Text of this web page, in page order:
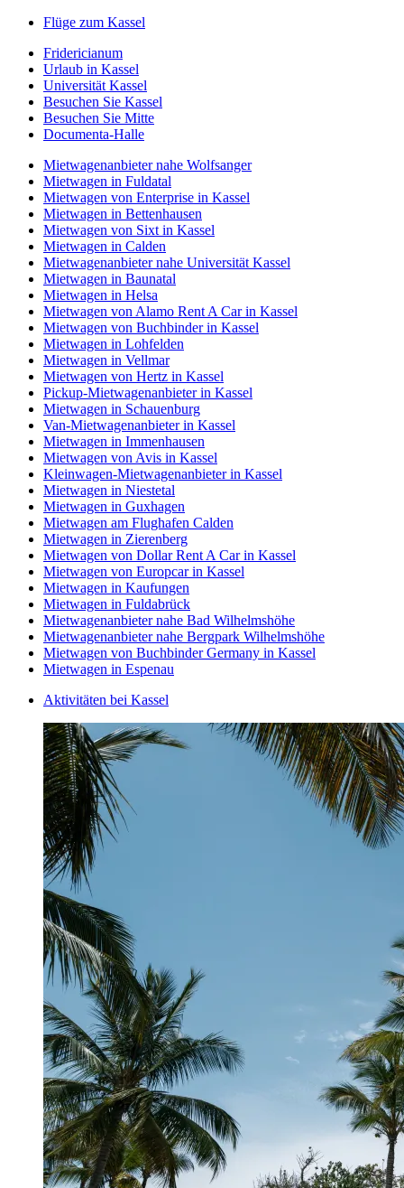
Flüge zum Kassel
Fridericianum
Urlaub in Kassel
Universität Kassel
Besuchen Sie Kassel
Besuchen Sie Mitte
Documenta-Halle
Mietwagenanbieter nahe Wolfsanger
Mietwagen in Fuldatal
Mietwagen von Enterprise in Kassel
Mietwagen in Bettenhausen
Mietwagen von Sixt in Kassel
Mietwagen in Calden
Mietwagenanbieter nahe Universität Kassel
Mietwagen in Baunatal
Mietwagen in Helsa
Mietwagen von Alamo Rent A Car in Kassel
Mietwagen von Buchbinder in Kassel
Mietwagen in Lohfelden
Mietwagen in Vellmar
Mietwagen von Hertz in Kassel
Pickup-Mietwagenanbieter in Kassel
Mietwagen in Schauenburg
Van-Mietwagenanbieter in Kassel
Mietwagen in Immenhausen
Mietwagen von Avis in Kassel
Kleinwagen-Mietwagenanbieter in Kassel
Mietwagen in Niestetal
Mietwagen in Guxhagen
Mietwagen am Flughafen Calden
Mietwagen in Zierenberg
Mietwagen von Dollar Rent A Car in Kassel
Mietwagen von Europcar in Kassel
Mietwagen in Kaufungen
Mietwagen in Fuldabrück
Mietwagenanbieter nahe Bad Wilhelmshöhe
Mietwagenanbieter nahe Bergpark Wilhelmshöhe
Mietwagen von Buchbinder Germany in Kassel
Mietwagen in Espenau
Aktivitäten bei Kassel